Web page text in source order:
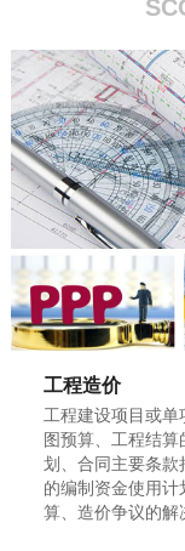
工程造价
工程建设项目或单
图预算、工程结
划、合同主要条款
的编制资金使用
算、造价争议的解